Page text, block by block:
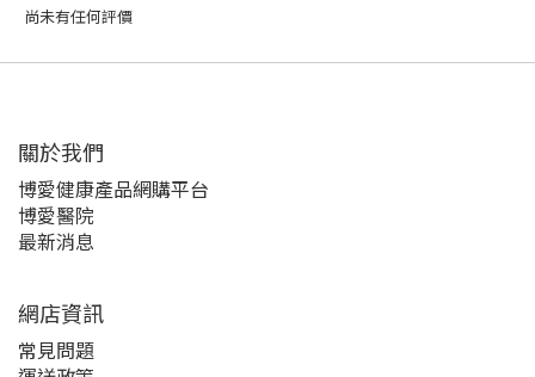
尚未有任何評價
關於我們‎
博愛健康產品網購平台
博愛醫院
最新消息
網店資訊
常見問題